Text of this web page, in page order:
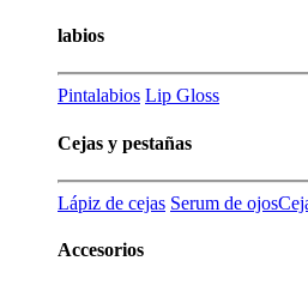
labios
Pintalabios Lip Gloss
Cejas y pestañas
Lápiz de cejas Serum de ojos
Accesorios